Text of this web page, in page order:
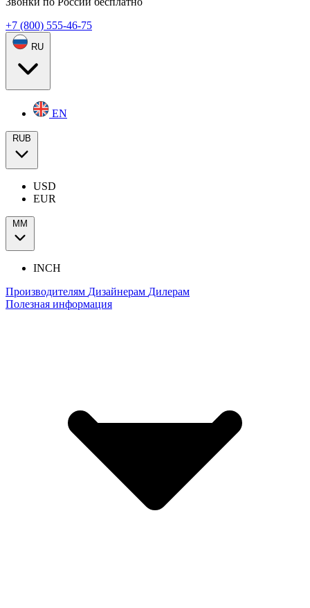
+7 (800) 555-46-75
RU
EN
RUB
USD
EUR
ММ
INCH
Производителям Дизайнерам Дилерам
Полезная информация